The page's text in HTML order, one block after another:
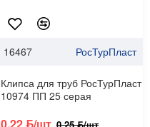
16467 РосТурПласт
Клипса для труб РосТурПласт
10974 ПП 25 серая
0.25 ƃ/шт